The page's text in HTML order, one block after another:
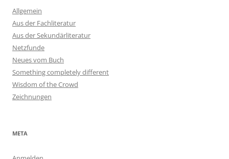
Allgemein
Aus der Fachliteratur
Aus der Sekundärliteratur
Netzfunde
Neues vom Buch
Something completely different
Wisdom of the Crowd
Zeichnungen
META